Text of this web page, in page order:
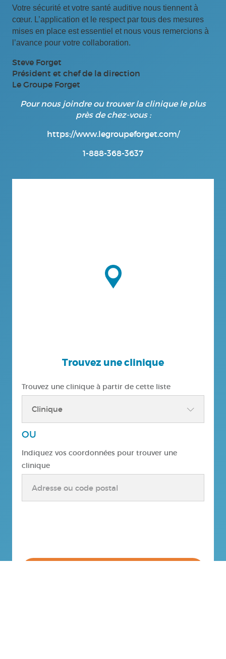
Votre sécurité et votre santé auditive nous tiennent à
cœur. L’application et le respect par tous des mesures
mises en place est essentiel et nous vous remercions à
l’avance pour votre collaboration.
Steve Forget
Président et chef de la direction
Le Groupe Forget
Pour nous joindre ou trouver la clinique le plus
près de chez-vous :
https://www.legroupeforget.com/
1-888-368-3637
Trouvez une clinique
Trouvez une clinique à partir de cette liste
OU
Indiquez vos coordonnées pour trouver une
clinique